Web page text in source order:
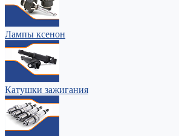
Лампы ксенон
Катушки зажигания